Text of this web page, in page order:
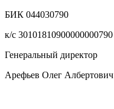
БИК 044030790
к/с 30101810900000000790
Генеральный директор
Арефьев Олег Албертович